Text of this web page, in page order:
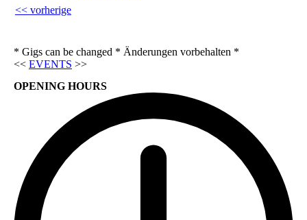
<< vorherige
* Gigs can be changed * Änderungen vorbehalten *
<< EVENTS >>
OPENING HOURS